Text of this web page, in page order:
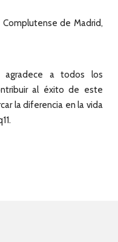
Complutense de Madrid,
agradece a todos los
al éxito de este
la diferencia en la vida